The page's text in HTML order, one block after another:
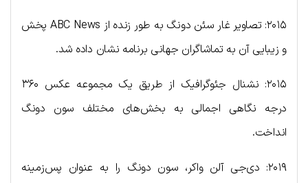
۲۰۱۵: تصاویر غار سئن دونگ به طور زنده از ABC News پخش
و زیبایی آن به تماشاگران جهانی برنامه نشان داده شد.
۲۰۱۵: نشنال جئوگرافیک از طریق یک مجموعه عکس ۳۶۰
درجه نگاهی اجمالی به بخش‌های مختلف سون دونگ
انداخت.
۲۰۱۹: دی‌جی آلن واکر، سون دونگ را به عنوان پس‌زمینه